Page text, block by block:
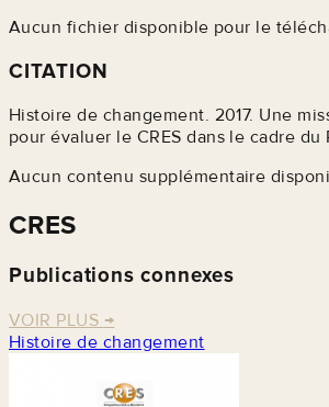
Aucun fichier disponible pour le
CITATION
Histoire de changement. 2017. Une
pour évaluer le CRES dans le cadre du
Aucun contenu supplémentaire
CRES
Publications connexes
VOIR PLUS →
Histoire de changement